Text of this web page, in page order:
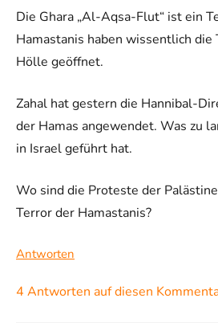
Die Ghara „Al-Aqsa-Flut“ ist ein
Hamastanis haben wissentlich die
Hölle geöffnet.
Zahal hat gestern die Hannibal-
der Hamas angewendet. Was zu
in Israel geführt hat.
Wo sind die Proteste der
Terror der Hamastanis?
Antworten
4 Antworten auf diesen